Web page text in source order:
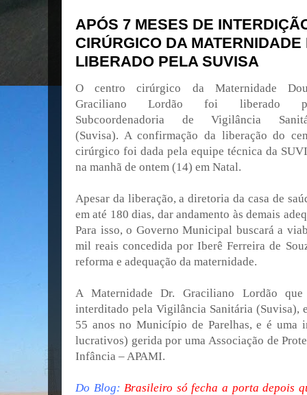
APÓS 7 MESES DE
CIRÚRGICO DA
LIBERADO PELA SUVISA
O centro cirúrgico da Maternidade
Graciliano Lordão foi liberado
Subcoordenadoria de Vigilância
(Suvisa). A confirmação da liberação do
cirúrgico foi dada pela equipe técnica da
na manhã de ontem (14) em Natal.
Apesar da liberação, a diretoria da casa de
em até 180 dias, dar andamento às demais
Para isso, o Governo Municipal buscará a
mil reais concedida por Iberê Ferreira de
reforma e adequação da maternidade.
A Maternidade Dr. Graciliano Lordão
interditado pela Vigilância Sanitária (Suvisa),
55 anos no Município de Parelhas, e é uma
lucrativos) gerida por uma Associação de
Infância – APAMI.
Do Blog: Brasileiro só fecha a porta depois